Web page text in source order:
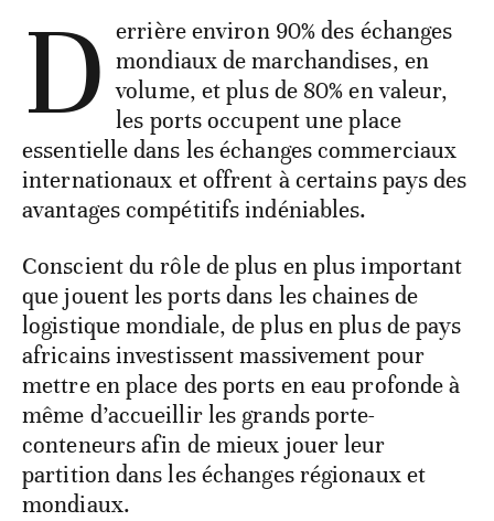
D errière environ 90% des échanges
mondiaux de marchandises, en
volume, et plus de 80% en valeur,
les ports occupent une place
essentielle dans les échanges commerciaux
internationaux et offrent à certains pays des
avantages compétitifs indéniables.
Conscient du rôle de plus en plus important
que jouent les ports dans les chaines de
logistique mondiale, de plus en plus de pays
africains investissent massivement pour
mettre en place des ports en eau profonde à
même d’accueillir les grands porte-
conteneurs afin de mieux jouer leur
partition dans les échanges régionaux et
mondiaux.